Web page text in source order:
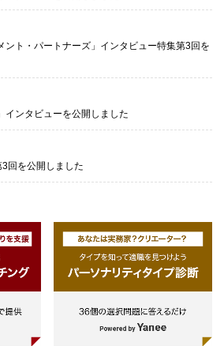
ント・パートナーズ」インタビュー特集第3回を
インタビューを公開しました
3回を公開しました